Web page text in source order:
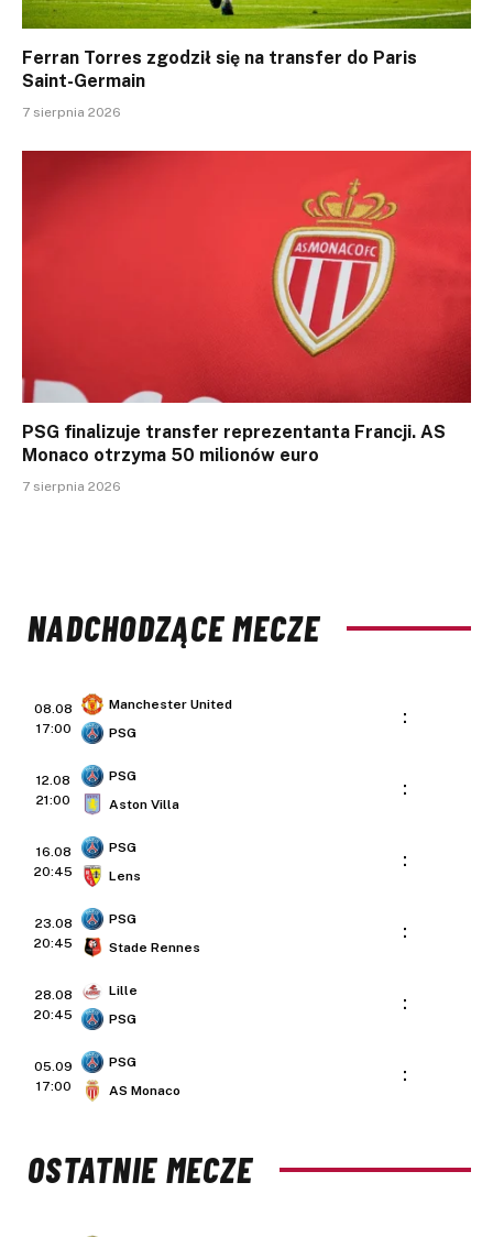
Ferran Torres zgodził się na transfer do Paris
Saint-Germain
7 sierpnia 2026
PSG finalizuje transfer reprezentanta Francji. AS
Monaco otrzyma 50 milionów euro
7 sierpnia 2026
NADCHODZĄCE MECZE
08.08
17:00
Manchester United
PSG
:
12.08
21:00
PSG
Aston Villa
:
16.08
20:45
PSG
Lens
:
23.08
20:45
PSG
Stade Rennes
:
28.08
20:45
Lille
PSG
:
05.09
17:00
PSG
AS Monaco
:
OSTATNIE MECZE